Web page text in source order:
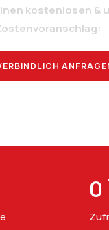
kostenlosen &
0